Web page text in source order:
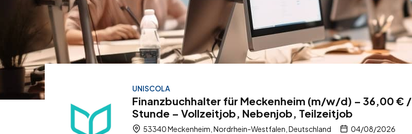
UNISCOLA
Finanzbuchhalter für Meckenheim (m/w/d) – 36,00 € /
Stunde – Vollzeitjob, Nebenjob, Teilzeitjob
53340 Meckenheim, Nordrhein-Westfalen, Deutschland 04/08/2026